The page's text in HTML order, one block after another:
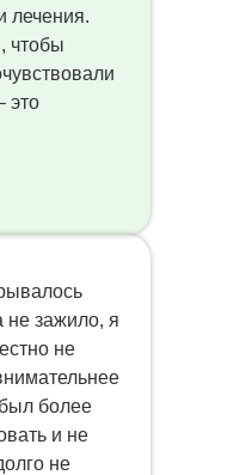
лечения.
чтобы
это
не зажило, я
не
был более
и не
не